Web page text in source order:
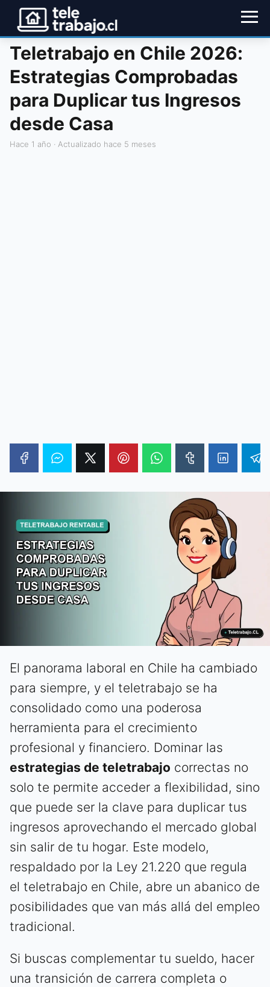
Teletrabajo en Chile 2026:
Estrategias Comprobadas
para Duplicar tus Ingresos
desde Casa
hace 1 año · Actualizado hace 5 meses
El panorama laboral en Chile ha cambiado
para siempre, y el teletrabajo se ha
consolidado como una poderosa
herramienta para el crecimiento
profesional y financiero. Dominar las
estrategias de teletrabajo correctas no
solo te permite acceder a flexibilidad, sino
que puede ser la clave para duplicar tus
ingresos aprovechando el mercado global
sin salir de tu hogar. Este modelo,
respaldado por la Ley 21.220 que regula
el teletrabajo en Chile, abre un abanico de
posibilidades que van más allá del empleo
tradicional.
Si buscas complementar tu sueldo, hacer
una transición de carrera completa o